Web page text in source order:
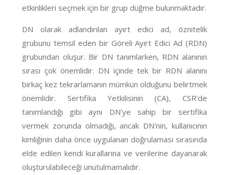
etkinlikleri seçmek için bir grup düğme bulunmaktadır.
DN olarak adlandırılan ayırt edici ad, öznitelik
grubunu temsil eden bir Göreli Ayırt Edici Ad (RDN)
grubundan oluşur. Bir DN tanımlarken, RDN alanının
sırası çok önemlidir. DN içinde tek bir RDN alanını
birkaç kez tekrarlamanın mümkün olduğunu belirtmek
önemlidir. Sertifika Yetkilisinin (CA), CSR'de
tanımlandığı gibi aynı DN'ye sahip bir sertifika
vermek zorunda olmadığı, ancak DN'nin, kullanıcının
kimliğinin daha önce uygulanan doğrulaması sırasında
elde edilen kendi kurallarına ve verilerine dayanarak
oluşturulabileceği unutulmamalıdır.